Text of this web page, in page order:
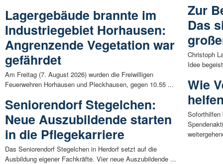
Lagergebäude brannte im
Industriegebiet Horhausen:
Angrenzende Vegetation war
gefährdet
Am Freitag (7. August 2026) wurden die Freiwilligen
Feuerwehren Horhausen und Pleckhausen, gegen 10.55 ...
Seniorendorf Stegelchen:
Neue Auszubildende starten
in die Pflegekarriere
Das Seniorendorf Stegelchen in Herdorf setzt auf die
Ausbildung eigener Fachkräfte. Vier neue Auszubildende ...
Zur
Das
Christoph
Idee
Wie